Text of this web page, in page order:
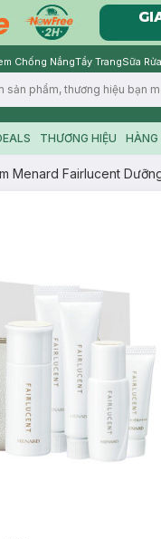
Chống NắngTẩy TrangSữa
THƯƠNG HIỆU HÀNG
Menard Fairlucent